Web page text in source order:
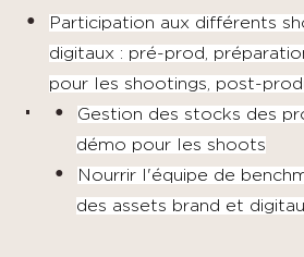
Participation aux différents
digitaux : pré-prod,
pour les shootings, post-
Gestion des stocks des
démo pour les shoots
Nourrir l'équipe de
des assets brand et